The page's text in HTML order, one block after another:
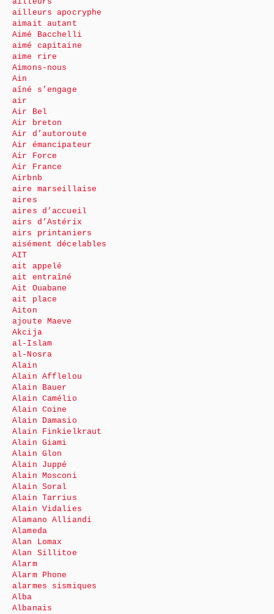
ailleurs apocryphe
aimait autant
Aimé Bacchelli
aimé capitaine
aime rire
Aimons-nous
Ain
aîné s’engage
air
Air Bel
Air breton
Air d’autoroute
Air émancipateur
Air Force
Air France
Airbnb
aire marseillaise
aires
aires d’accueil
airs d’Astérix
airs printaniers
aisément décelables
AIT
ait appelé
ait entraîné
Ait Ouabane
ait place
Aiton
ajoute Maeve
Akcija
al-Islam
al-Nosra
Alain
Alain Afflelou
Alain Bauer
Alain Camélio
Alain Coine
Alain Damasio
Alain Finkielkraut
Alain Giami
Alain Glon
Alain Juppé
Alain Mosconi
Alain Soral
Alain Tarrius
Alain Vidalies
Alamano Alliandi
Alameda
Alan Lomax
Alan Sillitoe
Alarm
Alarm Phone
alarmes sismiques
Alba
Albanais